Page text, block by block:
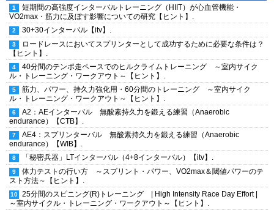
短期間の高強度インターバルトレーニング（HIIT）が心血管機能・
VO2max・筋力に及ぼす影響についての研究【ヒント】.
30+30インターバル【itv】.
ロードレースにおいてスプリンターとして成功するために必要な条件は？
【ヒント】.
40分間のテンポ走ペースでのヒルクライムトレーニング ～室内サイク
ル・トレーニング・ワークアウト～【ヒント】.
筋力、パワー、持久力強化用・60分間のトレーニング ～室内サイク
ル・トレーニング・ワークアウト～【ヒント】.
A2：AEインターバル 無酸素持久力を鍛える練習（Anaerobic
endurance）【CTB】.
AE4：スプリンターバル 無酸素持久力を鍛える練習（Anaerobic
endurance）【WIB】.
「秘密兵器」LTインターバル（4+8インターバル）【itv】.
体力テストの行い方 ～スプリント・パワー、VO2max＆閾値パワーのテ
スト方法～【ヒント】.
25分間のスピニング(R)トレーニング | High Intensity Race Day Effort |
～室内サイクル・トレーニング・ワークアウト～【ヒント】.